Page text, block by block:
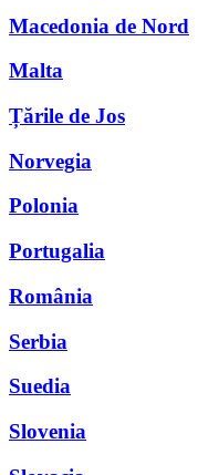
Macedonia de Nord
Malta
Țările de Jos
Norvegia
Polonia
Portugalia
România
Serbia
Suedia
Slovenia